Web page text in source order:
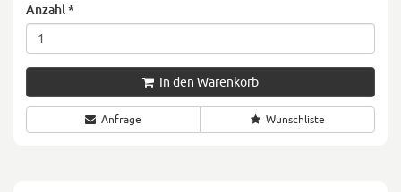
Anzahl *
In den Warenkorb
Anfrage Wunschliste